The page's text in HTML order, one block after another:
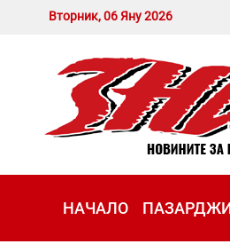
Вторник, 06 Яну 2026
НАЧАЛО